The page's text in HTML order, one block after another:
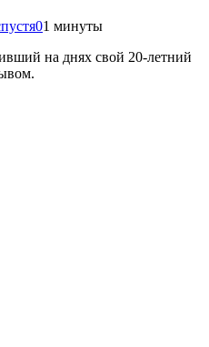
01 минуты
на днях свой 20-летний